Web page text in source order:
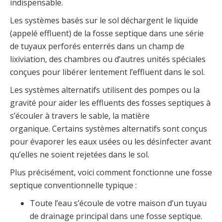
indispensable.
Les systèmes basés sur le sol déchargent le liquide
(appelé effluent) de la fosse septique dans une série
de tuyaux perforés enterrés dans un champ de
lixiviation, des chambres ou d’autres unités spéciales
conçues pour libérer lentement l’effluent dans le sol.
Les systèmes alternatifs utilisent des pompes ou la
gravité pour aider les effluents des fosses septiques à
s’écouler à travers le sable, la matière
organique. Certains systèmes alternatifs sont conçus
pour évaporer les eaux usées ou les désinfecter avant
qu’elles ne soient rejetées dans le sol.
Plus précisément, voici comment fonctionne une fosse
septique conventionnelle typique :
Toute l’eau s’écoule de votre maison d’un tuyau
de drainage principal dans une fosse septique.